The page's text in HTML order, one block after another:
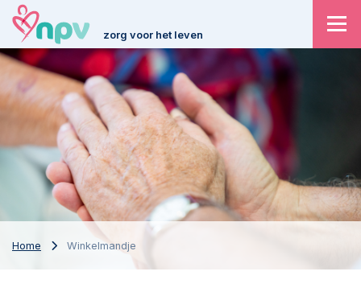
zorg voor het leven
Home Winkelmandje